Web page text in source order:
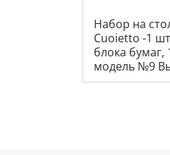
Набор на
Cuoietto -1
блока
модель №9